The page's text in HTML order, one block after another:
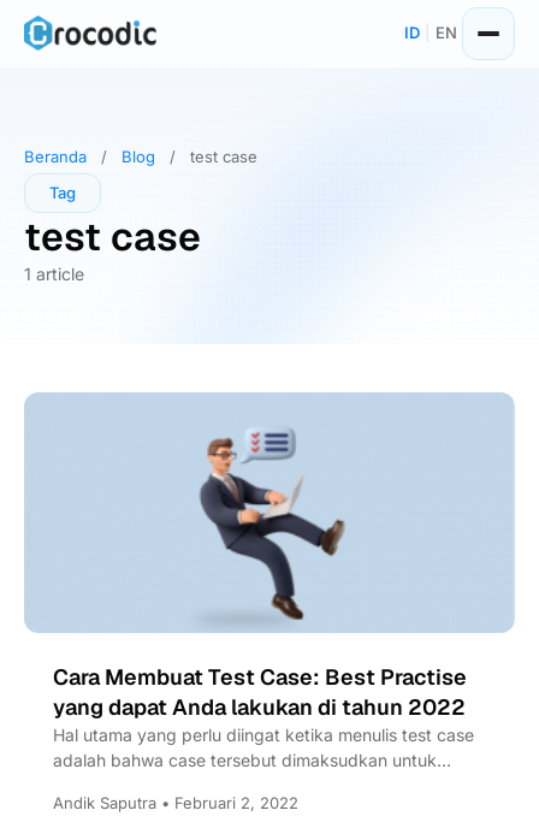
Skip
ID EN
Beranda / Blog /
test case
Tag
test case
1 article
Cara Membuat Test Case: Best Practise
yang dapat Anda lakukan di tahun 2022
Hal utama yang perlu diingat ketika menulis test case
adalah bahwa case tersebut dimaksudkan untuk
Andik Saputra • Februari 2, 2022